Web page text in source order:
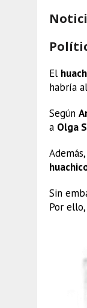
El
habría
Según
a Olga
Sin
Por